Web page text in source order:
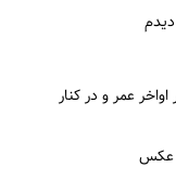
عمر و در کنار
عکس